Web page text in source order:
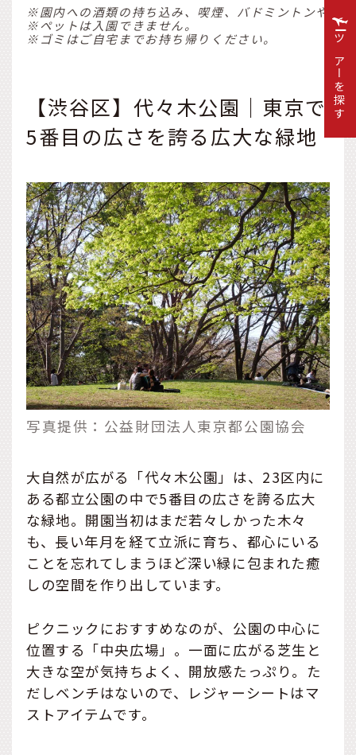
※園内への酒類の持ち込み、喫煙、バドミントンやボ
※ペットは入園できません。
※ゴミはご自宅までお持ち帰りください。
【渋谷区】代々木公園｜東京で
5番目の広さを誇る広大な緑地
写真提供：公益財団法人東京都公園協会
大自然が広がる「代々木公園」は、23区内に
ある都立公園の中で5番目の広さを誇る広大
な緑地。開園当初はまだ若々しかった木々
も、長い年月を経て立派に育ち、都心にいる
ことを忘れてしまうほど深い緑に包まれた癒
しの空間を作り出しています。
ピクニックにおすすめなのが、公園の中心に
位置する「中央広場」。一面に広がる芝生と
大きな空が気持ちよく、開放感たっぷり。た
だしベンチはないので、レジャーシートはマ
ストアイテムです。
ツアーを探す